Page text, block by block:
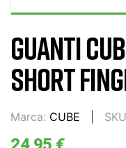
GUANTI
SHORT
Marca: CUBE